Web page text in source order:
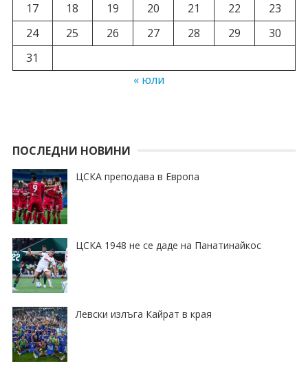
17
18 19 20 21 22
23
24
25 26 27 28 29
30
31
« юли
ПОСЛЕДНИ НОВИНИ
ЦСКА преподава в Европа
ЦСКА 1948 не се даде на Панатинайкос
Левски излъга Кайрат в края